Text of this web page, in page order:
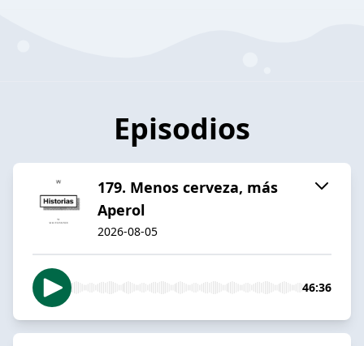
Episodios
179. Menos cerveza, más
Aperol
2026-08-05
46:36